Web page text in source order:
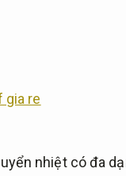
nhiệt có đa